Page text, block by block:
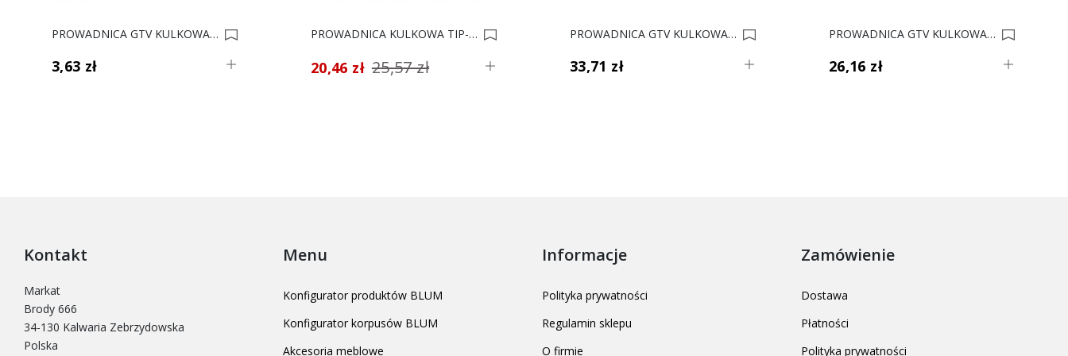
PROWADNICA GTV KULKOWA 17/310 PK-0H17310XP 0003003
3,63 zł
PROWADNICA KULKOWA TIP-ON SHOP-LINE L- 500mm 0016290
20,46 zł 25,57 zł
PROWADNICA GTV KULKOWA.L-600 VERS.PLUS 0007469
33,71 zł
PROWADNICA GTV KULKOWA.L-300 VERS.PLUS 0007488
26,16 zł
Kontakt
Markat
Brody 666
34-130 Kalwaria Zebrzydowska
Polska
Menu
Konfigurator produktów BLUM
Konfigurator korpusów BLUM
Akcesoria meblowe
Informacje
Polityka prywatności
Regulamin sklepu
O firmie
Zamówienie
Dostawa
Płatności
Polityka prywatności